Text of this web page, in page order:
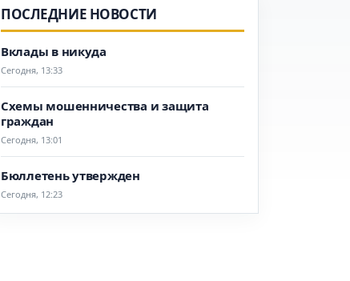
ПОСЛЕДНИЕ НОВОСТИ
Вклады в никуда
Сегодня, 13:33
Схемы мошенничества и защита
граждан
Сегодня, 13:01
Бюллетень утвержден
Сегодня, 12:23